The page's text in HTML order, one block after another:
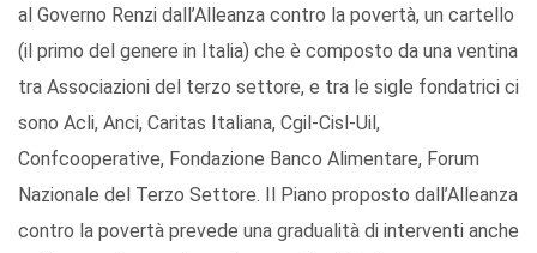
al Governo Renzi dall’Alleanza contro la povertà, un cartello
(il primo del genere in Italia) che è composto da una ventina
tra Associazioni del terzo settore, e tra le sigle fondatrici ci
sono Acli, Anci, Caritas Italiana, Cgil-Cisl-Uil,
Confcooperative, Fondazione Banco Alimentare, Forum
Nazionale del Terzo Settore. Il Piano proposto dall’Alleanza
contro la povertà prevede una gradualità di interventi anche